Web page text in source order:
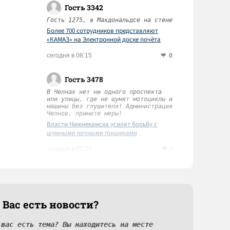
Гость 3342
Гость 1275, в Макдональдсе на стене
Более 700 сотрудников представляют
«КАМАЗ» на Электронной доске почёта
сегодня в 08:15 0
Гость 3478
В Челнах нет ни одного проспекта
или улицы, где не шумят мотоциклы и
машины без глушителя! Администрация
Челнов, примите меры!
Власти Нижнекамска усилят борьбу с
шумными ночными гонщиками
есть новости?
есть тема? Вы находитесь на месте